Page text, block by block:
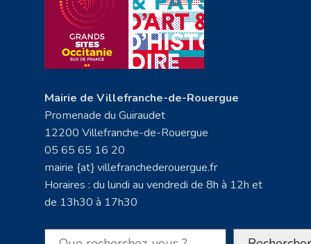
Mairie de Villefranche-de-Rouergue
Promenade du Guiraudet
12200 Villefranche-de-Rouergue
05 65 65 16 20
mairie {at} villefranchederouergue.fr
Horaires : du lundi au vendredi de 8h à 12h et
de 13h30 à 17h30
Rechercher